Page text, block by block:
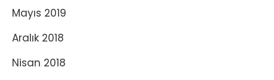
Mayıs 2019
Aralık 2018
Nisan 2018